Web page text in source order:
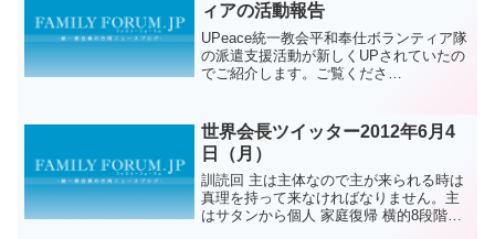
ィアの活動報告
UPeace統一教会平和奉仕ボランティア隊
の派遣支援活動が新しくUPされていたの
でご紹介します。ご覧くださ
第91次派遣支援ボ
ランティアの活動報告（7...
世界会長ツイッター2012年6月4
日（月）
訓読回 主は主体なので主が来られる時は
真理を持って来なければなりません。主
はサタンから個人 家庭復帰 横的8段階を